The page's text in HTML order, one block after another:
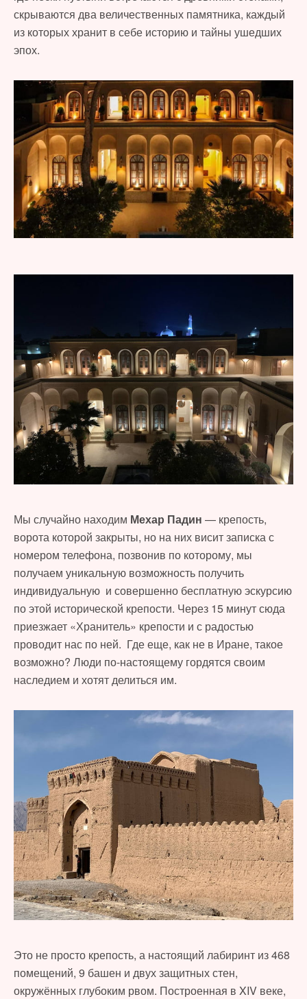
скрываются два величественных памятника, каждый
из которых хранит в себе историю и тайны ушедших
эпох.
Мы случайно находим Мехар Падин — крепость,
ворота которой закрыты, но на них висит записка с
номером телефона, позвонив по которому, мы
получаем уникальную возможность получить
индивидуальную и совершенно бесплатную эскурсию
по этой исторической крепости. Через 15 минут сюда
приезжает «Хранитель» крепости и с радостью
проводит нас по ней. Где еще, как не в Иране, такое
возможно? Люди по-настоящему гордятся своим
наследием и хотят делиться им.
Это не просто крепость, а настоящий лабиринт из 468
помещений, 9 башен и двух защитных стен,
окружённых глубоким рвом. Построенная в XIV веке,